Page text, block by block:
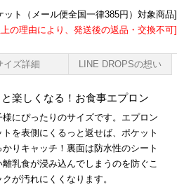
ット（メール便全国一律385円）対象商品]
の理由により、発送後の返品・交換不可]
イズ詳細 LINE DROPSの想い
楽しくなる！お食事エプロン
にぴったりのサイズです。エプロン
を表側にくるっと返せば、ポケット
りキャッチ！裏面は防水性のシート
乳食が浸み込んでしまうのを防ぐこ
が汚れにくくなります。